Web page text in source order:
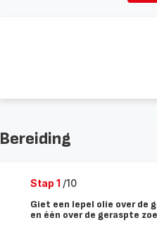
Bereiding
Stap 1 /10
Giet een lepel olie over de
en één over de geraspte